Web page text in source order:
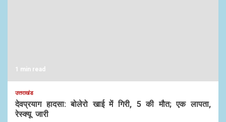
1 min read
उत्तराखंड
देवप्रयाग हादसा: बोलेरो खाई में गिरी, 5 की मौत; एक लापता,
रेस्क्यू जारी